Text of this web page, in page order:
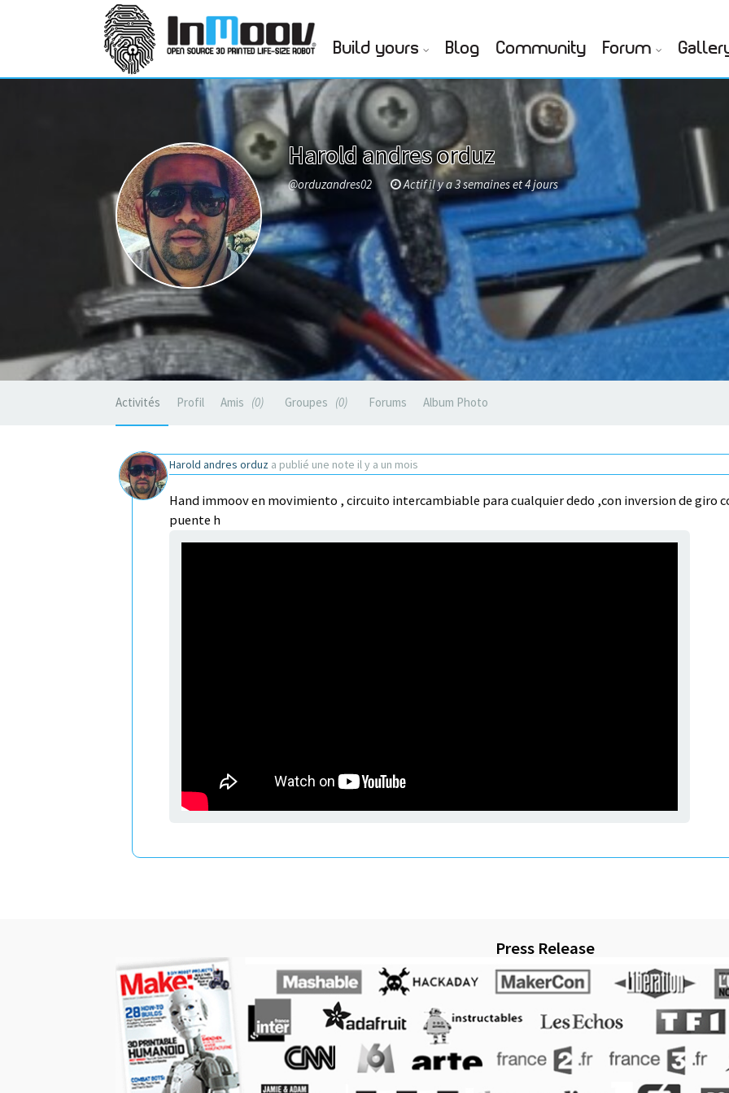
Build yours Blog Community Forum
Harold andres orduz
@orduzandres02 Actif il y a 3 semaines et 4 jours
Activités Profil Amis 0 Groupes 0 Forums Album Photo
Harold andres orduz a publié une note il y a un mois
Hand immoov en movimiento , circuito intercambiable para cualquier dedo ,con inversion de giro
puente h
Press Release